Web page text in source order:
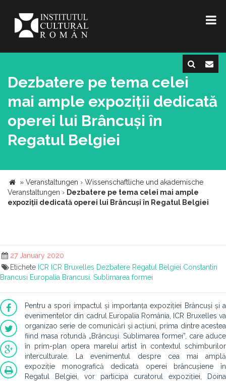
Dezbatere pe tema celei
mai ample expoziții dedicată
operei lui Brâncuși în
Regatul Belgiei
» Veranstaltungen › Wissenschaftliche und akademische
Veranstaltungen › Dezbatere pe tema celei mai ample
expoziții dedicată operei lui Brâncuși în Regatul Belgiei
27 January 2020
Etichete ICR ICR Bruxelles Dezbatere Regatul Belgiei Constantin
Brancusi Europalia Brancusi. Sublimarea formei
Pentru a spori impactul și importanța expoziției Brâncuși și a
evenimentelor din cadrul Europalia România, ICR Bruxelles va
organizao serie de comunicări și acțiuni, prima dintre acestea
fiind masa rotundă „Brâncuşi. Sublimarea formei”, care aduce
în prim-plan opera marelui artist în contextul schimburilor
interculturale. La evenimentul despre cea mai amplă
expoziție monografică dedicată operei brâncușiene în
Regatul Belgiei, vor participa curatorul expoziției, Doina